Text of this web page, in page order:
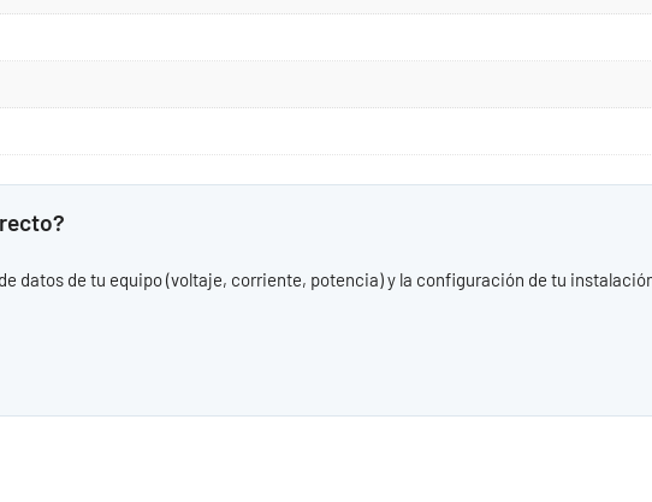
datos de tu equipo (voltaje, corriente, potencia) y la configuración de tu